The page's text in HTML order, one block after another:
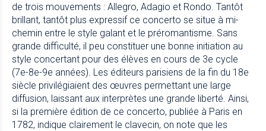
de trois mouvements : Allegro, Adagio et Rondo. Tantôt
brillant, tantôt plus expressif ce concerto se situe à mi-
chemin entre le style galant et le préromantisme. Sans
grande difficulté, il peu constituer une bonne initiation au
style concertant pour des élèves en cours de 3e cycle
(7e-8e-9e années). Les éditeurs parisiens de la fin du 18e
siècle privilégiaient des œuvres permettant une large
diffusion, laissant aux interprètes une grande liberté. Ainsi,
si la première édition de ce concerto, publiée à Paris en
1782, indique clairement le clavecin, on note que les